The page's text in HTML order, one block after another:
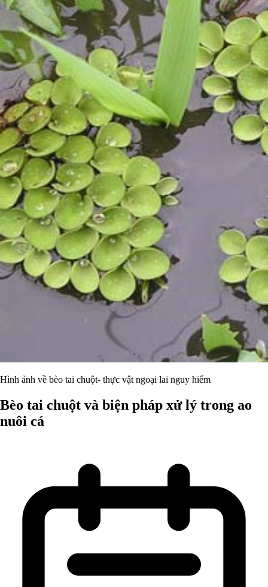
Hình ảnh về bèo tai chuột- thực vật ngoại lai nguy hiểm
Bèo tai chuột và biện pháp xử lý trong ao
nuôi cá